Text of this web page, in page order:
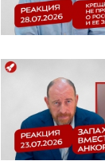
увидела
ЮНЕСКО в
продолжают
определять
образовании